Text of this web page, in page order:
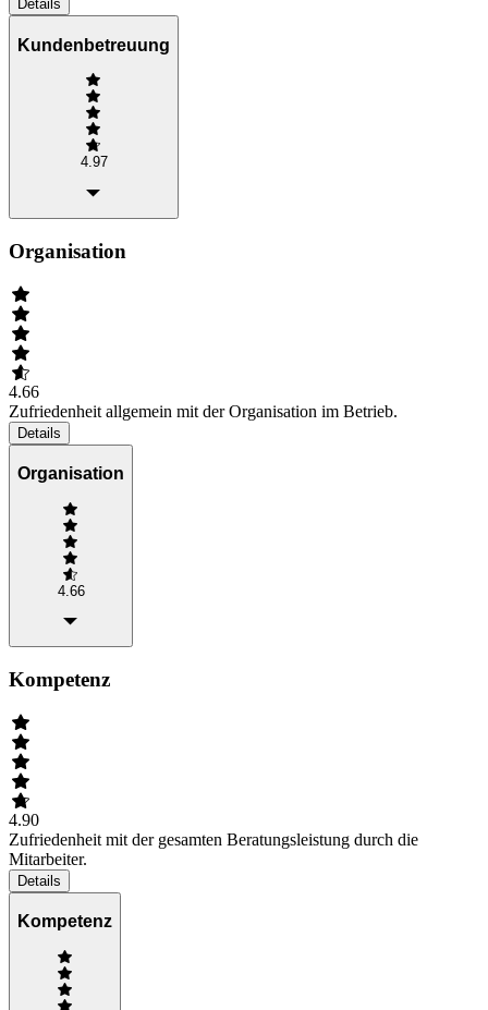
Details
Kundenbetreuung
4.97
Organisation
4.66
Zufriedenheit allgemein mit der Organisation im Betrieb.
Details
Organisation
4.66
Kompetenz
4.90
Zufriedenheit mit der gesamten Beratungsleistung durch die
Mitarbeiter.
Details
Kompetenz